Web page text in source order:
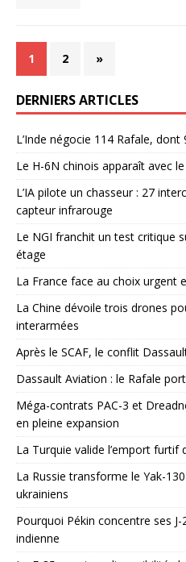
1 2 »
DERNIERS ARTICLES
L’Inde négocie 114 Rafale,
Le H-6N chinois apparaît avec
L’IA pilote un chasseur : 27
capteur infrarouge
Le NGI franchit un test critique
étage
La France face au choix urgent
La Chine dévoile trois drones
interarmées
Après le SCAF, le conflit
Dassault Aviation : le Rafale
Méga-contrats PAC-3 et
en pleine expansion
La Turquie valide l’emport furtif
La Russie transforme le Yak-
ukrainiens
Pourquoi Pékin concentre ses
indienne